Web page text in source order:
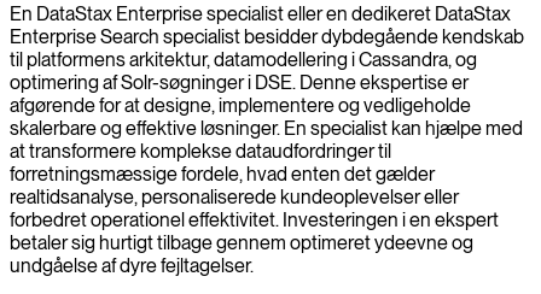
En DataStax Enterprise specialist eller en dedikeret DataStax
Enterprise Search specialist besidder dybdegående kendskab
til platformens arkitektur, datamodellering i Cassandra, og
optimering af Solr-søgninger i DSE. Denne ekspertise er
afgørende for at designe, implementere og vedligeholde
skalerbare og effektive løsninger. En specialist kan hjælpe med
at transformere komplekse dataudfordringer til
forretningsmæssige fordele, hvad enten det gælder
realtidsanalyse, personaliserede kundeoplevelser eller
forbedret operationel effektivitet. Investeringen i en ekspert
betaler sig hurtigt tilbage gennem optimeret ydeevne og
undgåelse af dyre fejltagelser.